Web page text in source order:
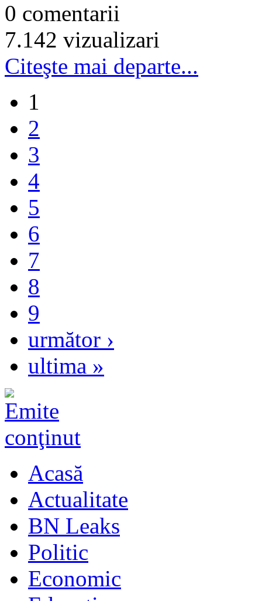
0 comentarii
7.142 vizualizari
Citeşte mai departe...
1
2
3
4
5
6
7
8
9
următor ›
ultima »
Acasă
Actualitate
BN Leaks
Politic
Economic